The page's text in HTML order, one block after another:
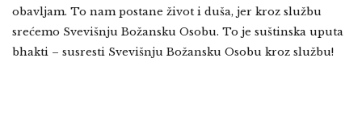
obavljam. To nam postane život i duša, jer kroz službu
srećemo Svevišnju Božansku Osobu. To je suštinska uputa
bhakti – susresti Svevišnju Božansku Osobu kroz službu!